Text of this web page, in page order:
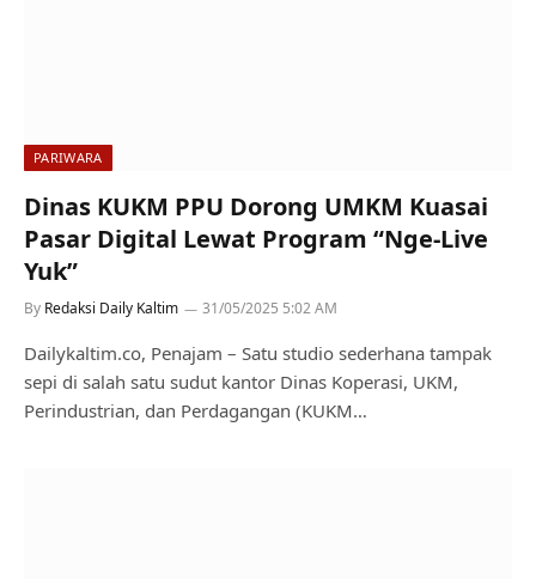
PARIWARA
Dinas KUKM PPU Dorong UMKM Kuasai
Pasar Digital Lewat Program “Nge-Live
Yuk”
By Redaksi Daily Kaltim 31/05/2025 5:02 AM
Dailykaltim.co, Penajam – Satu studio sederhana tampak
sepi di salah satu sudut kantor Dinas Koperasi, UKM,
Perindustrian, dan Perdagangan (KUKM…